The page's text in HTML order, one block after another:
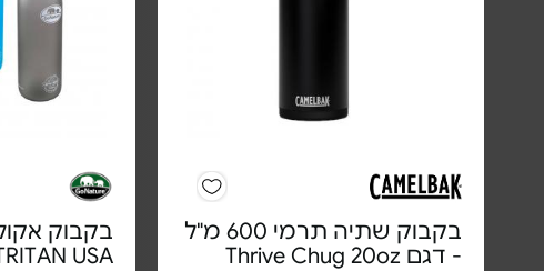
בקבוק שתיה תרמי 600 מ"ל
- דגם Thrive Chug 20oz
בקבוק
USA